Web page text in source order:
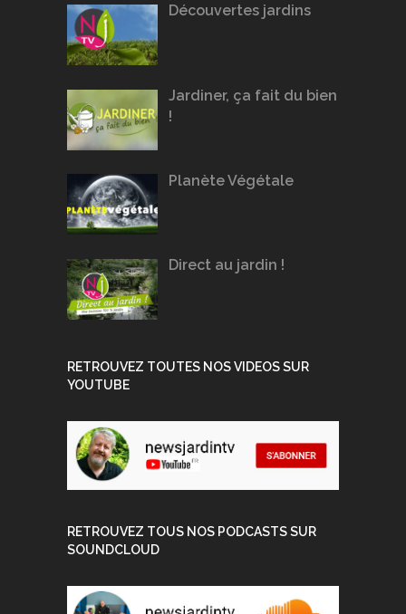
Découvertes jardins
Jardiner, ça fait du bien
!
Planète Végétale
Direct au jardin !
RETROUVEZ TOUTES NOS VIDEOS SUR
YOUTUBE
RETROUVEZ TOUS NOS PODCASTS SUR
SOUNDCLOUD